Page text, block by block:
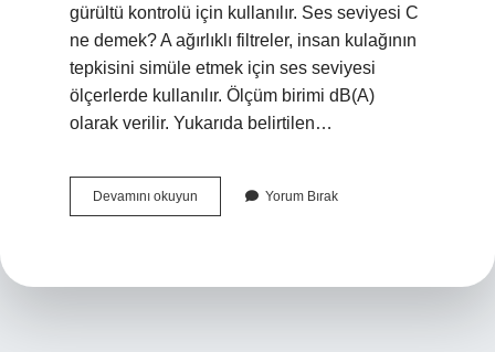
gürültü kontrolü için kullanılır. Ses seviyesi C
ne demek? A ağırlıklı filtreler, insan kulağının
tepkisini simüle etmek için ses seviyesi
ölçerlerde kullanılır. Ölçüm birimi dB(A)
olarak verilir. Yukarıda belirtilen…
Devamını okuyun
Gücü
Yorum Bırak